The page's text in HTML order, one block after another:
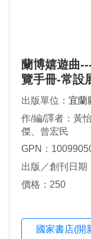
蘭博嬉遊曲
覽手冊-常設
出版單位： 宜蘭
作/編/譯者：黃
傑、曾宏民
GPN：
出版／創刊日期
價格：250
國家書店(開